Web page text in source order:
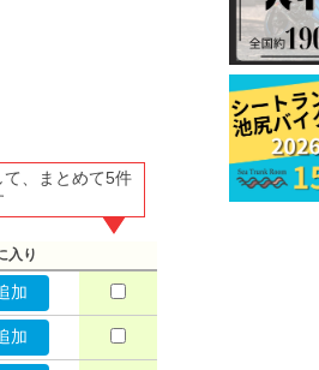
、まとめて5件
入り
加
加